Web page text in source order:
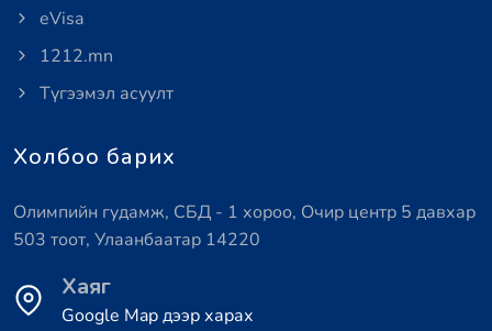
eVisa
1212.mn
Түгээмэл асуулт
Холбоо барих
Олимпийн гудамж, СБД - 1 хороо, Очир центр 5 давхар
503 тоот, Улаанбаатар 14220
Хаяг
Google Map дээр харах